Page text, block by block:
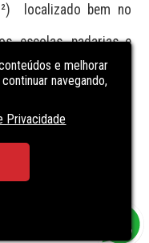
localizado bem no
escolas, padarias e
e melhorar
navegando,
Privacidade